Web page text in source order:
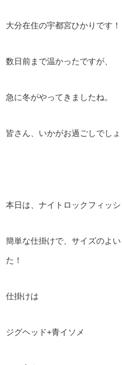
大分在住の宇都宮ひかりです！
数日前まで温かったですが、
急に冬がやってきましたね。
皆さん、いかがお過ごしでしょ
本日は、ナイトロックフィッシ
簡単な仕掛けで、サイズのよ
た！
仕掛けは
ジグヘッド+青イソメ